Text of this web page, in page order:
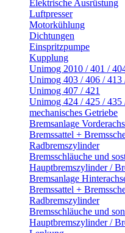
Elektrische Ausrüstung
Luftpresser
Motorkühlung
Dichtungen
Einspritzpumpe
Kupplung
Unimog 2010 / 401 /
Unimog 403 / 406 / 413
Unimog 407 / 421
Unimog 424 / 425 / 435
mechanisches Getriebe
Bremsanlage
Bremssattel +
Radbremszylinder
Bremsschläuche und
Hauptbremszylinder /
Bremsanlage
Bremssattel +
Radbremszylinder
Bremsschläuche und
Hauptbremszylinder /